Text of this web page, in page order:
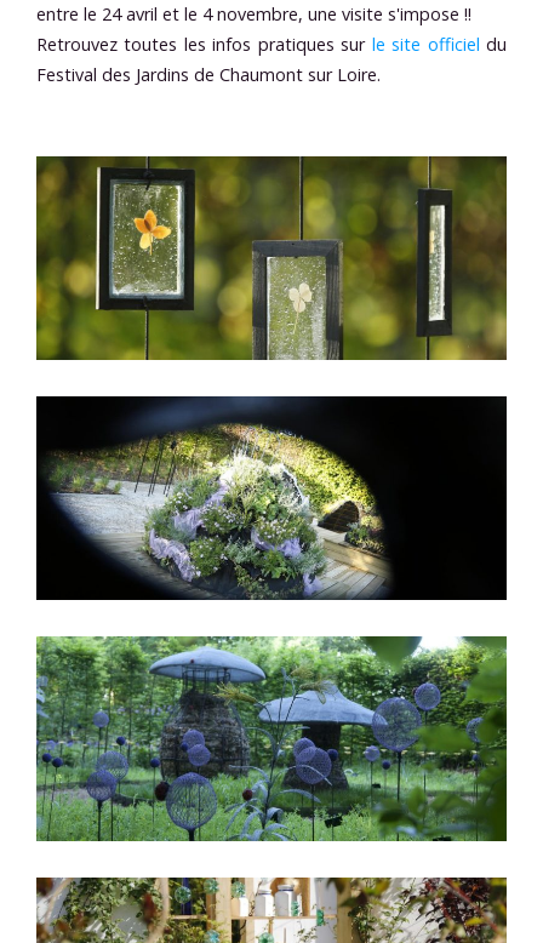
entre le 24 avril et le 4 novembre, une visite s'impose !!
Retrouvez toutes les infos pratiques sur le site officiel du
Festival des Jardins de Chaumont sur Loire.